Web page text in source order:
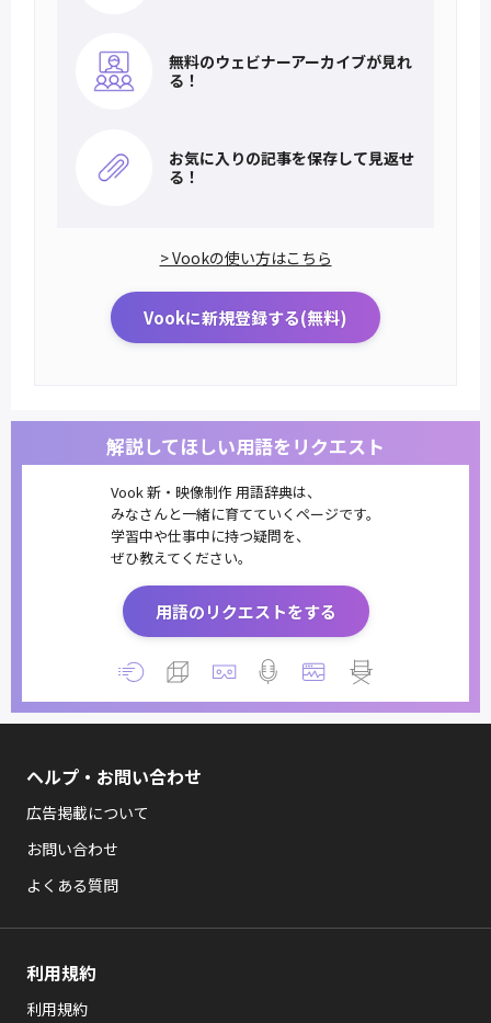
無料のウェビナーアーカイブが見れ
る！
お気に入りの記事を保存して見返せ
る！
> Vookの使い方はこちら
Vookに新規登録する(無料)
解説してほしい用語をリクエスト
Vook 新・映像制作 用語辞典は、
みなさんと一緒に育てていくページです。
学習中や仕事中に持つ疑問を、
ぜひ教えてください。
用語のリクエストをする
ヘルプ・お問い合わせ
広告掲載について
お問い合わせ
よくある質問
利用規約
利用規約